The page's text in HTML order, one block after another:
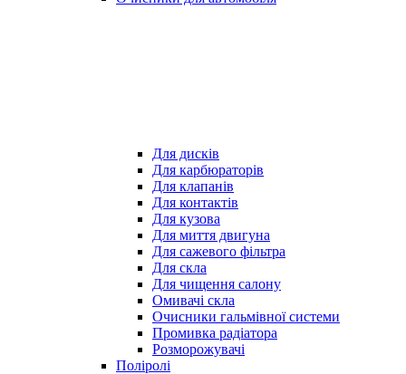
Для дисків
Для карбюраторів
Для клапанів
Для контактів
Для кузова
Для миття двигуна
Для сажевого фільтра
Для скла
Для чищення салону
Омивачі скла
Очисники гальмівної системи
Промивка радіатора
Розморожувачі
Поліролі